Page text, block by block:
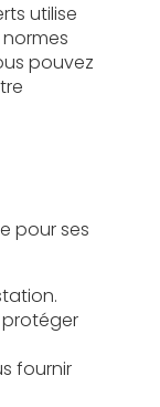
utilise
pouvez
pour ses
fournir